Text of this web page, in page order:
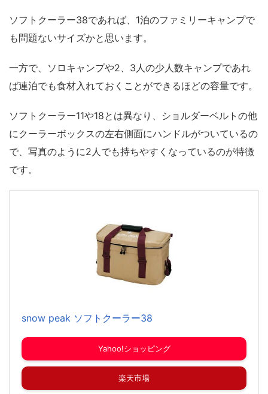
ソフトクーラー38であれば、1泊のファミリーキャンプで
も問題ないサイズかと思います。
一方で、ソロキャンプや2、3人の少人数キャンプであれ
ば連泊でも食材入れておくことができるほどの容量です。
ソフトクーラー11や18とは異なり、ショルダーベルトの他
にクーラーボックスの左右側面にハンドルがついているの
で、写真のように2人でも持ちやすくなっているのが特徴
です。
snow peak ソフトクーラー38
Yahoo!ショッピング
楽天市場